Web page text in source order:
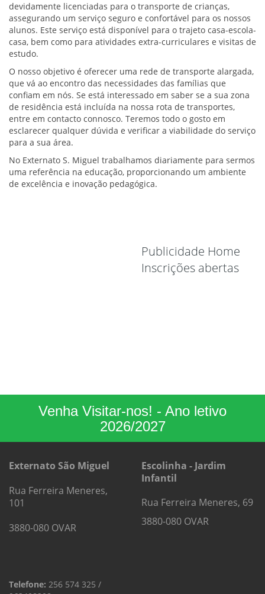
devidamente licenciadas para o transporte de crianças,
assegurando um serviço seguro e confortável para os nossos
alunos. Este serviço está disponível para o trajeto casa-escola-
casa, bem como para atividades extra-curriculares e visitas de
estudo.
O nosso objetivo é oferecer uma rede de transporte alargada,
que vá ao encontro das necessidades das famílias que
confiam em nós. Se está interessado em saber se a sua zona
de residência está incluída na nossa rota de transportes,
entre em contacto connosco. Teremos todo o gosto em
esclarecer qualquer dúvida e verificar a viabilidade do serviço
para a sua área.
No Externato S. Miguel trabalhamos diariamente para sermos
uma referência na educação, proporcionando um ambiente
de excelência e inovação pedagógica.
Publicidade Home
Inscrições abertas
Venha Visitar-nos! - Ano letivo
2026/2027
Externato São Miguel
Rua Ferreira Meneres,
101
3880-080 OVAR
Escolinha - Jardim
Infantil
Rua Ferreira Meneres, 69
3880-080 OVAR
Telefone: 256 574 325 /